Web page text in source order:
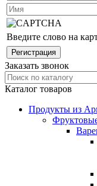
Введите слово на
Заказать звонок
Каталог товаров
Продукты из